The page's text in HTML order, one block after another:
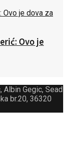
Ovo je
Albin Gegic, Sead
br.20, 36320